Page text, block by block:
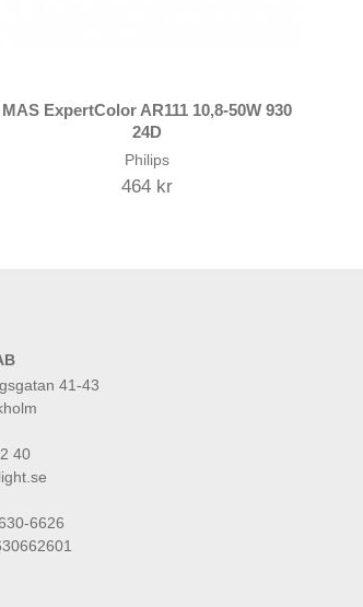
MAS ExpertColor AR111 10,8-50W 930
24D
Philips
464 kr
41-43
40
6626